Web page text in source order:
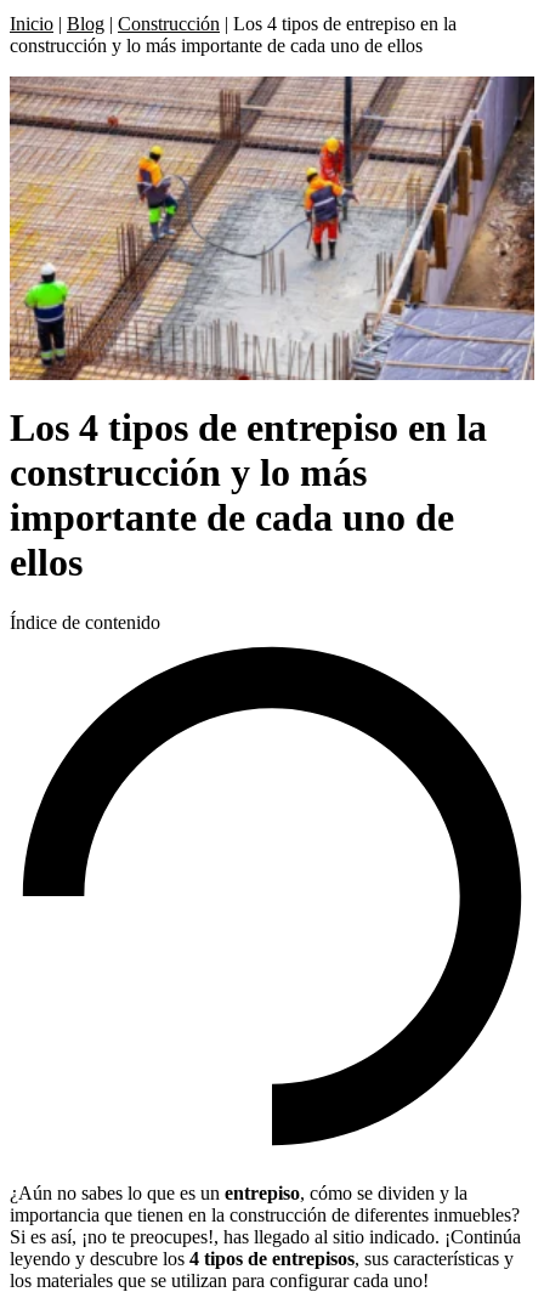
Inicio | Blog | Construcción | Los 4 tipos de entrepiso en la
construcción y lo más importante de cada uno de ellos
Los 4 tipos de entrepiso en la
construcción y lo más
importante de cada uno de
ellos
Índice de contenido
¿Aún no sabes lo que es un entrepiso, cómo se dividen y la
importancia que tienen en la construcción de diferentes inmuebles?
Si es así, ¡no te preocupes!, has llegado al sitio indicado. ¡Continúa
leyendo y descubre los 4 tipos de entrepisos, sus características y
los materiales que se utilizan para configurar cada uno!